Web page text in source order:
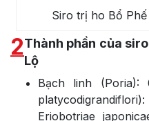
Siro trị ho Bổ
2Thành phần của
Lộ
Bạch linh (Poria):
Eriobotriae